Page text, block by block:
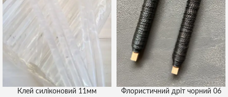
Клей силіконовий 11мм
Флористичний дріт чорний 06